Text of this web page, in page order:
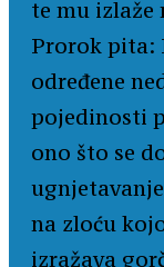
te mu izlaže
Prorok pita:
određene
pojedinosti
ono što se
na zloću
izražava